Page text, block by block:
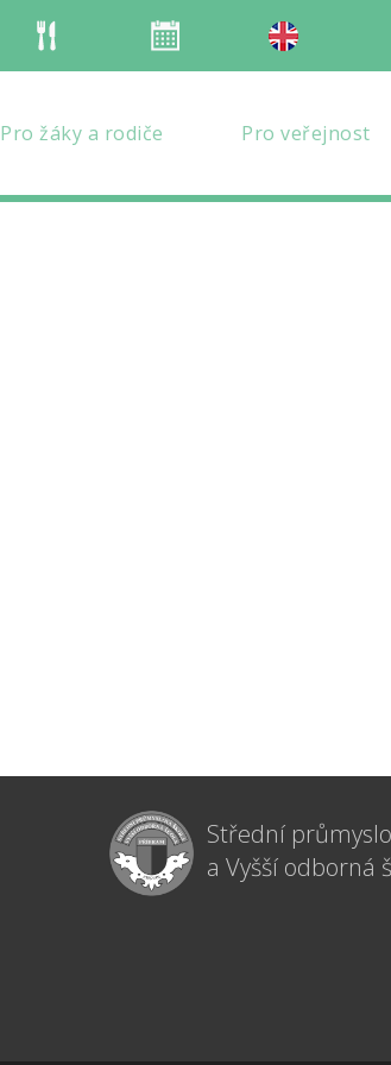
Organizace školního roku
Pro žáky a rodiče Pro veřejnost
Střední
a Vyšší odborná